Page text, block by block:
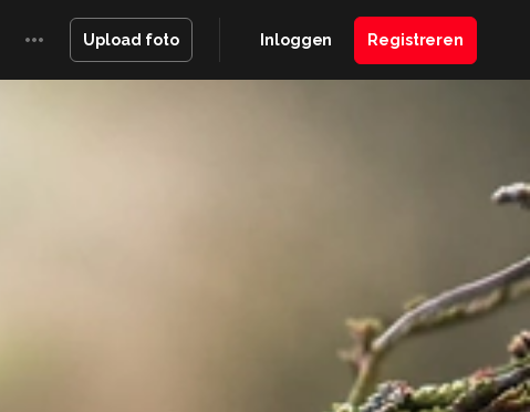
Upload foto Inloggen Registreren